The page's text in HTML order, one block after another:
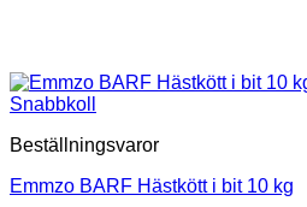
Snabbkoll
Beställningsvaror
Emmzo BARF Hästkött i bit 10 kg